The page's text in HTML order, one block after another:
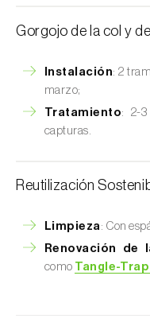
Gorgojo de la col y
Instalación: 2
marzo;
Tratamiento: 2-3
capturas.
Reutilización
Limpieza : Con
Renovación de
como Tangle-Trap